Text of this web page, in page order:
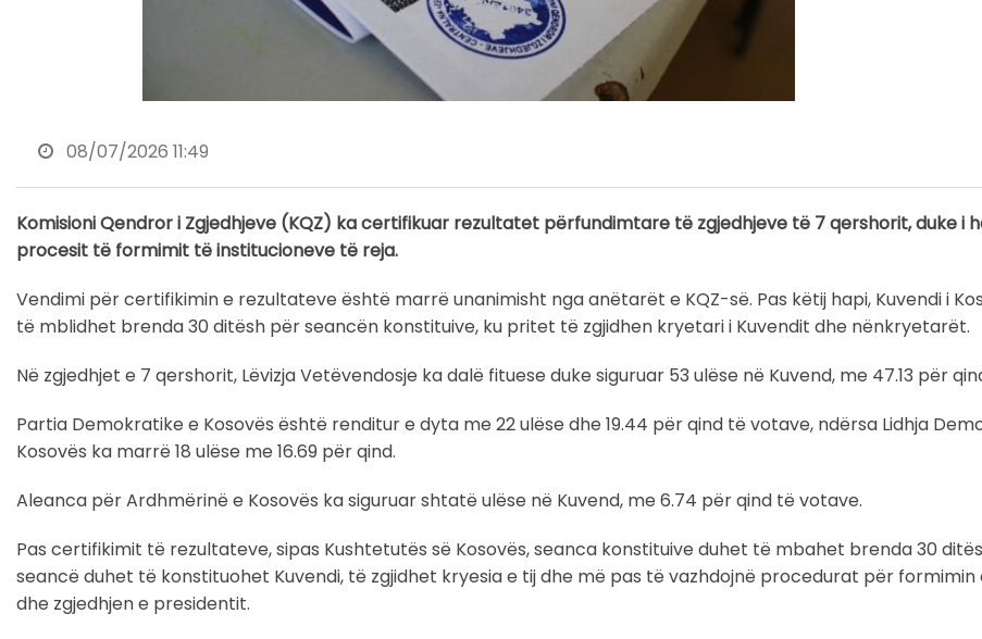
08/07/2026 11:49
Komisioni Qendror i Zgjedhjeve (KQZ) ka certifikuar rezultatet përfundimtare të zgjedhjeve të 7 qershorit, duke i
procesit të formimit të institucioneve të reja.
Vendimi për certifikimin e rezultateve është marrë unanimisht nga anëtarët e KQZ-së. Pas këtij hapi, Kuvendi i
të mblidhet brenda 30 ditësh për seancën konstituive, ku pritet të zgjidhen kryetari i Kuvendit dhe nënkryetarët.
Në zgjedhjet e 7 qershorit, Lëvizja Vetëvendosje ka dalë fituese duke siguruar 53 ulëse në Kuvend, me 47.13 për
Partia Demokratike e Kosovës është renditur e dyta me 22 ulëse dhe 19.44 për qind të votave, ndërsa Lidhja
Kosovës ka marrë 18 ulëse me 16.69 për qind.
Aleanca për Ardhmërinë e Kosovës ka siguruar shtatë ulëse në Kuvend, me 6.74 për qind të votave.
Pas certifikimit të rezultateve, sipas Kushtetutës së Kosovës, seanca konstituive duhet të mbahet brenda 30
seancë duhet të konstituohet Kuvendi, të zgjidhet kryesia e tij dhe më pas të vazhdojnë procedurat për formimin
dhe zgjedhjen e presidentit.